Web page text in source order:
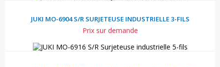
JUKI MO-6904 S/R SURJETEUSE INDUSTRIELLE 3-FILS
Prix sur demande